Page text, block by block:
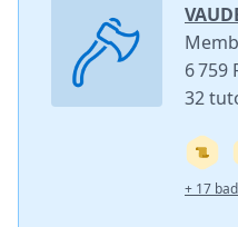
6 759
32
+ 17